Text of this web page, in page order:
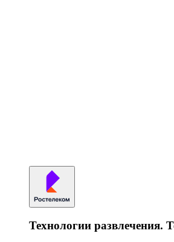
Технологии развлечения.